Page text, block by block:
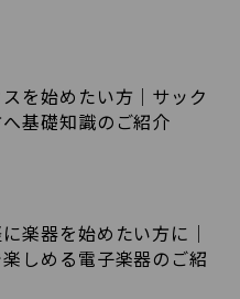
を始めたい方｜サック
基礎知識のご紹介
楽器を始めたい方に｜
しめる電子楽器のご紹